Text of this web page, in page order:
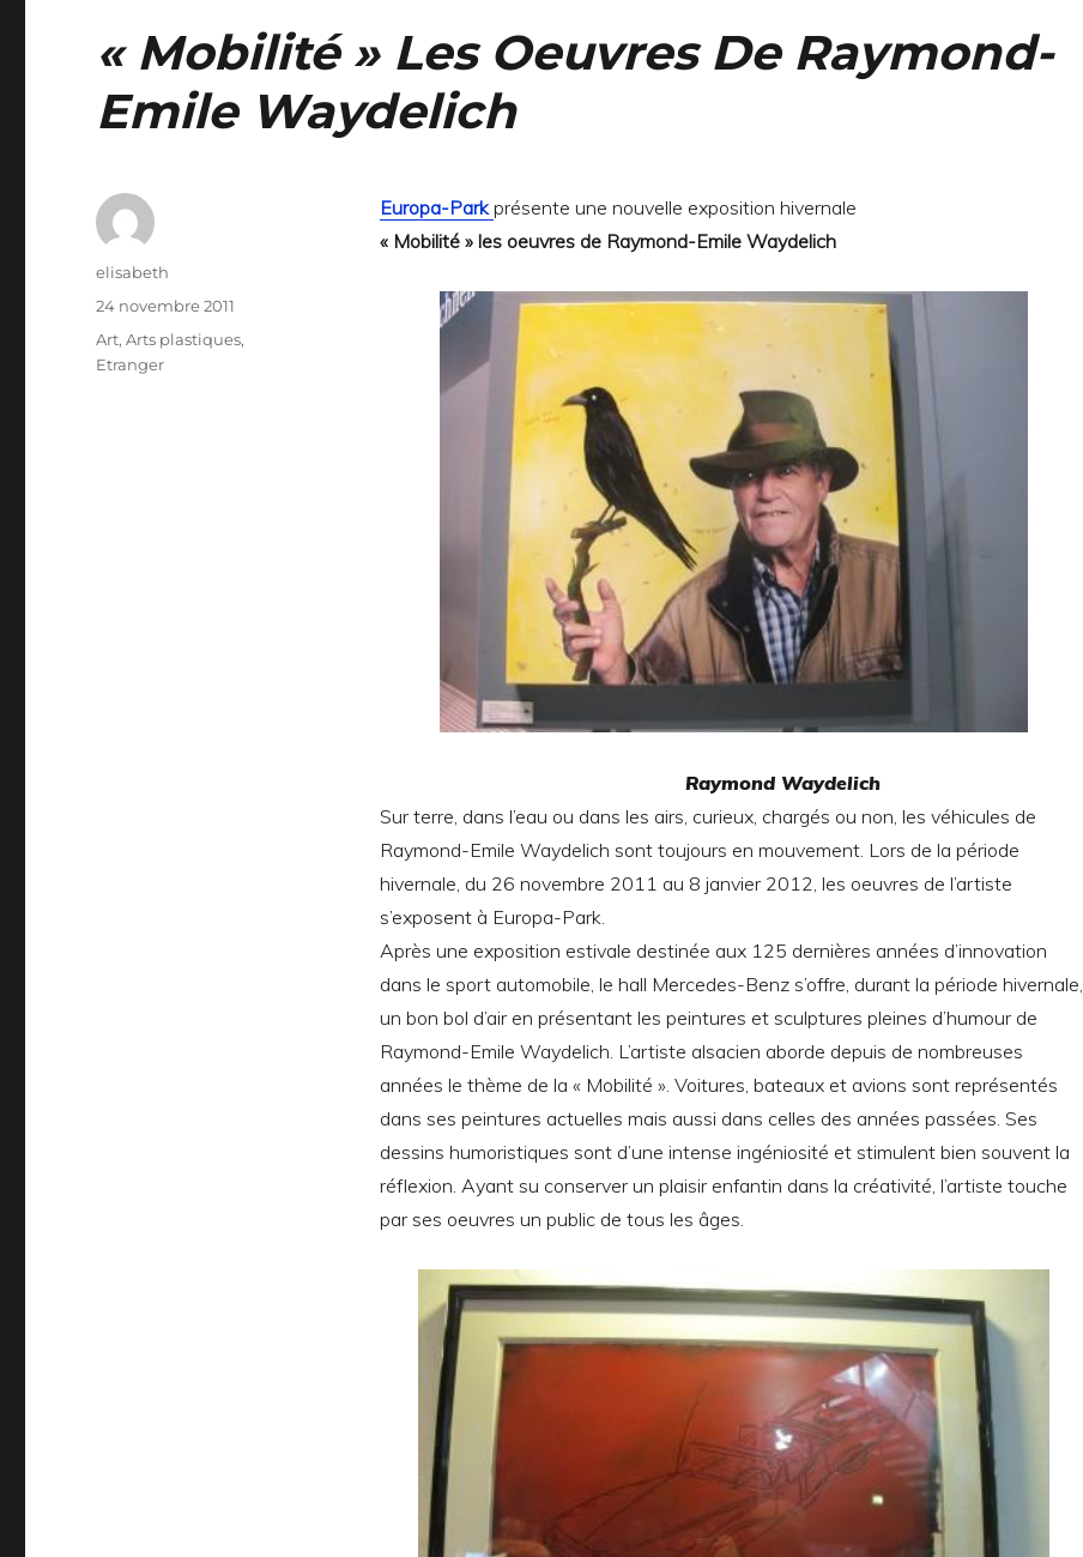
« Mobilité » Les Oeuvres De Raymond-
Emile Waydelich
Europa-Parkprésente une nouvelle exposition hivernale
« Mobilité » les oeuvres de Raymond-Emile Waydelich
Raymond Waydelich
Sur terre, dans l’eau ou dans les airs, curieux, chargés ou non, les véhicules de
Raymond-Emile Waydelich sont toujours en mouvement. Lors de la période
hivernale, du 26 novembre 2011 au 8 janvier 2012, les oeuvres de l’artiste
s’exposent à Europa-Park.
Après une exposition estivale destinée aux 125 dernières années d’innovation
dans le sport automobile, le hall Mercedes-Benz s’offre, durant la période hivernale,
un bon bol d’air en présentant les peintures et sculptures pleines d’humour de
Raymond-Emile Waydelich. L’artiste alsacien aborde depuis de nombreuses
années le thème de la « Mobilité ». Voitures, bateaux et avions sont représentés
dans ses peintures actuelles mais aussi dans celles des années passées. Ses
dessins humoristiques sont d’une intense ingéniosité et stimulent bien souvent la
réflexion. Ayant su conserver un plaisir enfantin dans la créativité, l’artiste touche
par ses oeuvres un public de tous les âges.
Auteur
elisabeth
Publié
24 novembre 2011
Catégories
Art,Arts plastiques,
Etranger